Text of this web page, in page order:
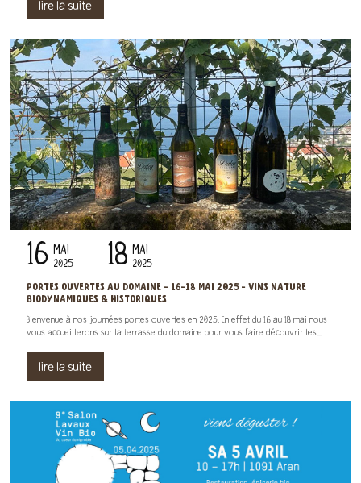
lire la suite
16 MAI
2025 18 MAI
2025
PORTES OUVERTES AU DOMAINE - 16-18 MAI 2025 - VINS NATURE
BIODYNAMIQUES & HISTORIQUES
Bienvenue à nos journées portes ouvertes en 2025. En effet du 16 au 18 mai nous
vous accueillerons sur la terrasse du domaine pour vous faire découvrir les...
lire la suite